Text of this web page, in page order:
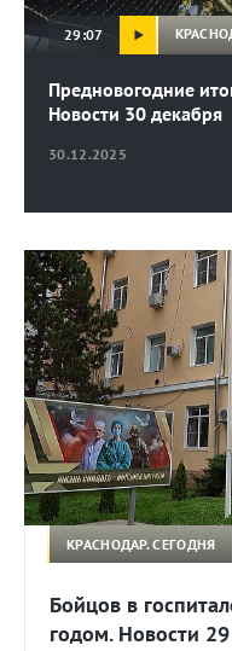
30.12.2025
Предновогодние
Новости 30 декабря
29:07
КРАСНОДАР. СЕГОДНЯ
Бойцов в
годом. Новости